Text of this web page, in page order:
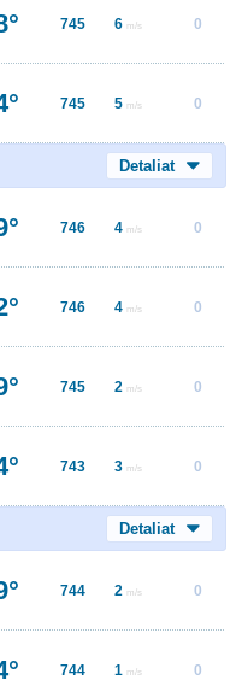
745 6 m/s 0
745 5 m/s 0
Detaliat
746 4 m/s 0
746 4 m/s 0
745 2 m/s 0
743 3 m/s 0
Detaliat
744 2 m/s 0
744 1 m/s 0